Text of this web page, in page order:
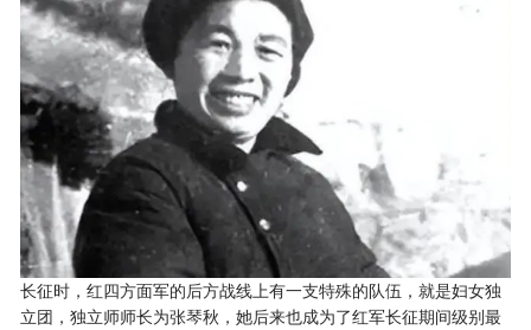
长征时，红四方面军的后方战线上有一支特殊的队伍，就是妇女独
立团，独立师师长为张琴秋，她后来也成为了红军长征期间级别最